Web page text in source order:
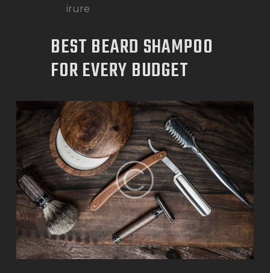
irure
BEST BEARD SHAMPOO
FOR EVERY BUDGET